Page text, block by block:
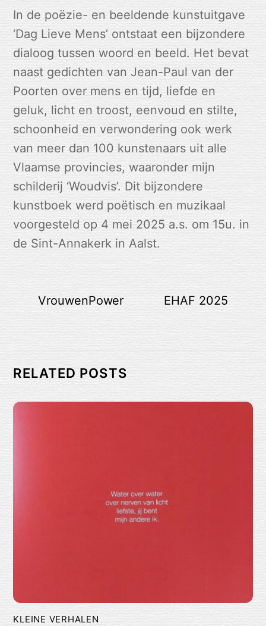
In de poëzie- en beeldende kunstuitgave
‘Dag Lieve Mens’ ontstaat een bijzondere
dialoog tussen woord en beeld. Het bevat
naast gedichten van Jean-Paul van der
Poorten over mens en tijd, liefde en
geluk, licht en troost, eenvoud en stilte,
schoonheid en verwondering ook werk
van meer dan 100 kunstenaars uit alle
Vlaamse provincies, waaronder mijn
schilderij ‘Woudvis’. Dit bijzondere
kunstboek werd poëtisch en muzikaal
voorgesteld op 4 mei 2025 a.s. om 15u. in
de Sint-Annakerk in Aalst.
VrouwenPower EHAF 2025
RELATED POSTS
KLEINE VERHALEN